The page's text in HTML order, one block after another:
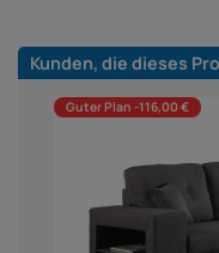
Kunden, die dieses
Guter Plan -116,00 €